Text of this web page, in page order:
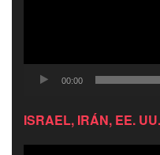
00:00
ISRAEL, IRÁN, EE.